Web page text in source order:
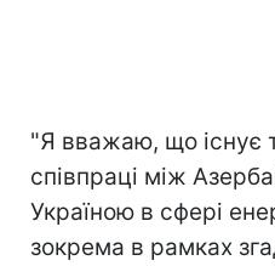
"Я вважаю, що існує
співпраці між
Україною в сфері
зокрема в рамках